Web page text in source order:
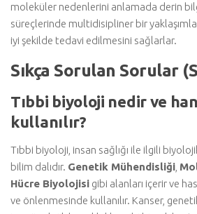
moleküler nedenlerini anlamada derin
süreçlerinde multidisipliner bir yaklaşımla
iyi şekilde tedavi edilmesini sağlarlar.
Sıkça Sorulan Sorular
Tıbbi biyoloji nedir ve
kullanılır?
Tıbbi biyoloji, insan sağlığı ile ilgili
bilim dalıdır. Genetik Mühendisliği
Hücre Biyolojisi gibi alanları içerir ve
ve önlenmesinde kullanılır. Kanser,